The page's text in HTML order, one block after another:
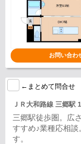
お問い合わ
←まとめて問合せ
ＪＲ大和路線 三郷駅
三郷駅徒歩圏。広
すすめ♪業種応相
す。